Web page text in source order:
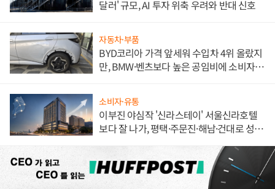
달러' 규모, AI 투자 위축 우려와 반대 신호
자동차·부품
BYD코리아 가격 앞세워 수입차 4위 올랐지
만, BMW·벤츠보다 높은 공임비에 소비자
소비자·유통
이부진 야심작 '신라스테이' 서울신라호텔
보다 잘 나가, 평택·주문진·해남·건대로 성